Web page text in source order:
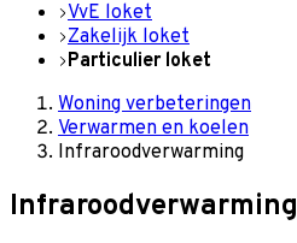
VvE loket
Zakelijk loket
Particulier loket
Woning verbeteringen
Verwarmen en koelen
Infraroodverwarming
Infraroodverwarming